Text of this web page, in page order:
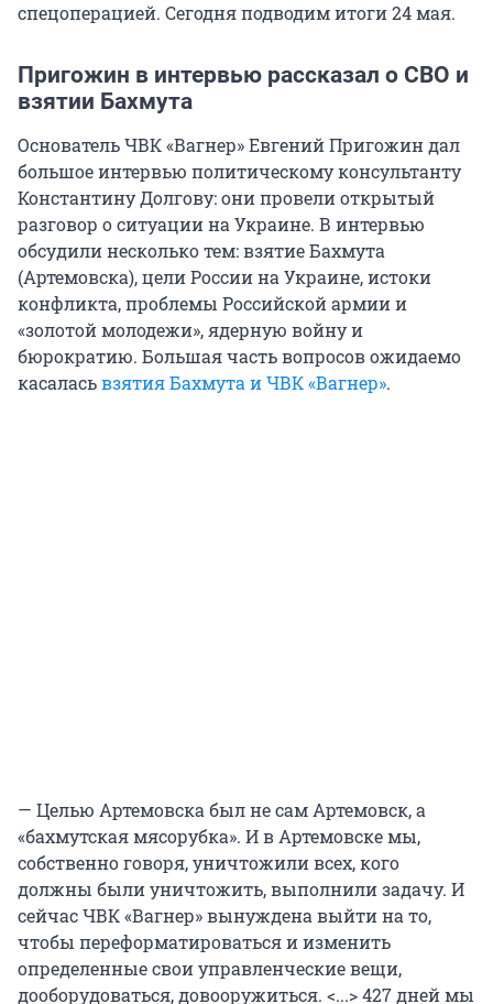
спецоперацией. Сегодня подводим итоги 24 мая.
Пригожин в интервью рассказал о СВО и
взятии Бахмута
Основатель ЧВК «Вагнер» Евгений Пригожин дал
большое интервью политическому консультанту
Константину Долгову: они провели открытый
разговор о ситуации на Украине. В интервью
обсудили несколько тем: взятие Бахмута
(Артемовска), цели России на Украине, истоки
конфликта, проблемы Российской армии и
«золотой молодежи», ядерную войну и
бюрократию. Большая часть вопросов ожидаемо
касаласьвзятия Бахмута и ЧВК «Вагнер».
— Целью Артемовска был не сам Артемовск, а
«бахмутская мясорубка». И в Артемовске мы,
собственно говоря, уничтожили всех, кого
должны были уничтожить, выполнили задачу. И
сейчас ЧВК «Вагнер» вынуждена выйти на то,
чтобы переформатироваться и изменить
определенные свои управленческие вещи,
дооборудоваться, довооружиться. <...> 427 дней мы